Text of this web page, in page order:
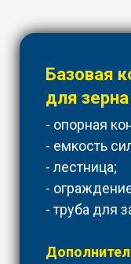
Базовая
для
- опорная
- емкость
- лестница;
-
- труба для